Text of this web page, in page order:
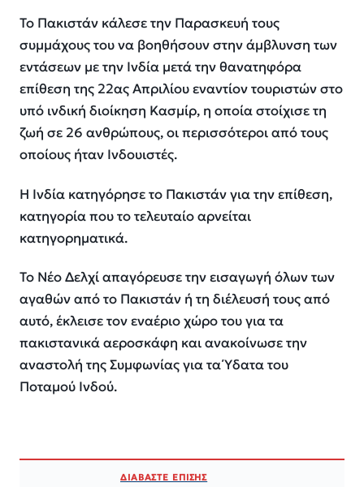
Το Πακιστάν κάλεσε την Παρασκευή τους
συμμάχους του να βοηθήσουν στην άμβλυνση των
εντάσεων με την Ινδία μετά την θανατηφόρα
επίθεση της 22ας Απριλίου εναντίον τουριστών στο
υπό ινδική διοίκηση Κασμίρ, η οποία στοίχισε τη
ζωή σε 26 ανθρώπους, οι περισσότεροι από τους
οποίους ήταν Ινδουιστές.
Η Ινδία κατηγόρησε το Πακιστάν για την επίθεση,
κατηγορία που το τελευταίο αρνείται
κατηγορηματικά.
Το Νέο Δελχί απαγόρευσε την εισαγωγή όλων των
αγαθών από το Πακιστάν ή τη διέλευσή τους από
αυτό, έκλεισε τον εναέριο χώρο του για τα
πακιστανικά αεροσκάφη και ανακοίνωσε την
αναστολή της Συμφωνίας για τα Ύδατα του
Ποταμού Ινδού.
ΔΙΑΒΑΣΤΕ ΕΠΙΣΗΣ